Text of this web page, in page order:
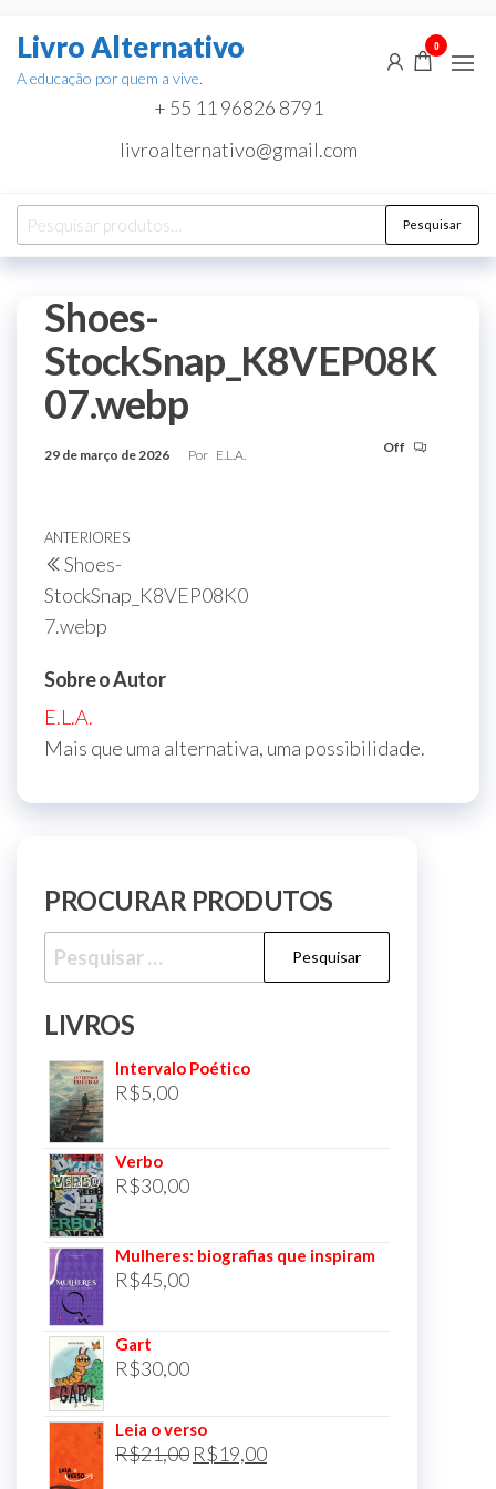
paraLivro Alternativo
A educação por quem a vive.
+ 55 11 96826 8791
livroalternativo@gmail.com
0
Pesquisar
por:
Pesquisar
Shoes-
StockSnap_K8VEP08K
07.webp
29 de março de 2026 Por E.L.A. Off
Navegação
de
Post
Post
anterior
ANTERIORES
Shoes-
StockSnap_K8VEP08K0
7.webp
Sobre o Autor
E.L.A.
Mais que uma alternativa, uma possibilidade.
PROCURAR PRODUTOS
Pesquisar
por:
LIVROS
Intervalo Poético
R$5,00
Verbo
R$30,00
Mulheres: biografias que inspiram
R$45,00
Gart
R$30,00
Leia o verso
R$21,00 O
R$19,00O